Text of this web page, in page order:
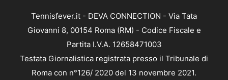
Tennisfever.it - DEVA CONNECTION - Via Tata
Giovanni 8, 00154 Roma (RM) - Codice Fiscale e
Partita I.V.A. 12658471003
Testata Giornalistica registrata presso il Tribunale di
Roma con n°126/ 2020 del 13 novembre 2021.